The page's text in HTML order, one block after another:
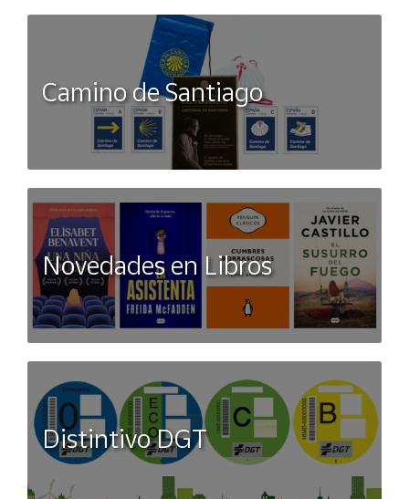
Camino de Santiago
Novedades en Libros
Distintivo DGT